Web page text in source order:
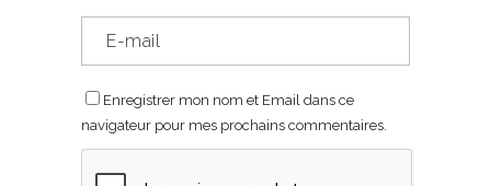
Enregistrer mon nom et Email dans ce
navigateur pour mes prochains commentaires.